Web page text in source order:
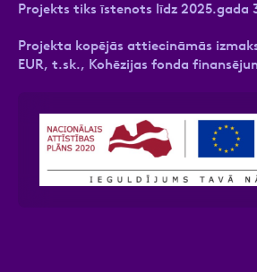
Projekts tiks īstenots līdz 2025.gada
Projekta kopējās attiecināmās
EUR, t.sk., Kohēzijas fonda